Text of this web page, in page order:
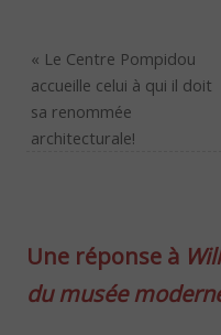
« Le Centre Pompidou
accueille celui à qui il doit
sa renommée
architecturale!
Une réponse à
du musée